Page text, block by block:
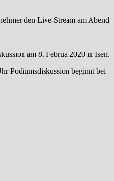
den Live-Stream am Abend
am 8. Februa 2020 in Isen.
Podiumsdiskussion beginnt bei